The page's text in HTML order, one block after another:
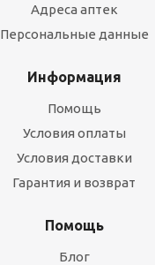
Адреса аптек
Персональные данные
Информация
Помощь
Условия оплаты
Условия доставки
Гарантия и возврат
Помощь
Блог